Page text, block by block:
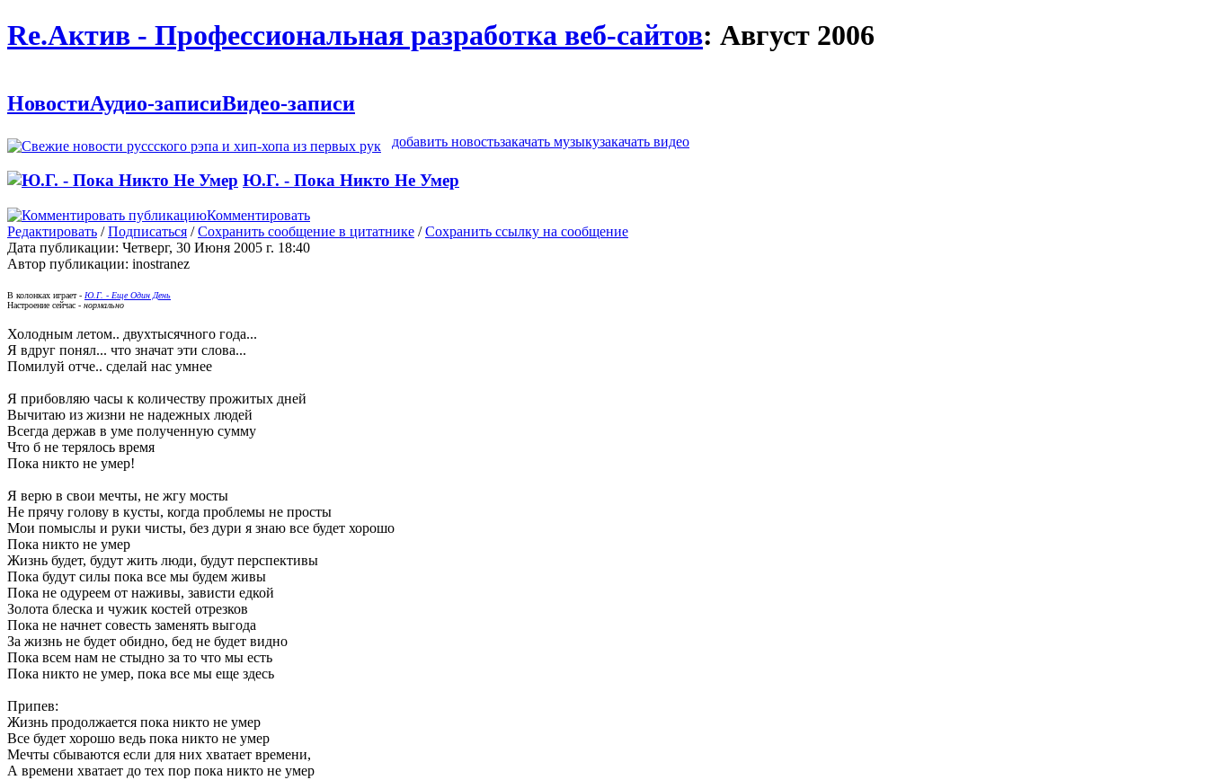
Re.Актив - Профессиональная разработка веб-сайтов: Август 2006
НовостиАудио-записиВидео-записи
добавить новостьзакачать музыкузакачать видео
Ю.Г. - Пока Никто Не Умер
Комментировать
Редактировать /Подписаться /Сохранить сообщение в цитатнике /Сохранить ссылку на сообщение
Дата публикации: Четверг, 30 Июня 2005 г. 18:40
Автор публикации: inostranez
В колонках играет - Ю.Г. - Еще Один День
Настроение сейчас - нормально
Холодным летом.. двухтысячного года...
Я вдруг понял... что значат эти слова...
Помилуй отче.. сделай нас умнее
Я прибовляю часы к количеству прожитых дней
Вычитаю из жизни не надежных людей
Всегда держав в уме полученную сумму
Что б не терялось время
Пока никто не умер!
Я верю в свои мечты, не жгу мосты
Не прячу голову в кусты, когда проблемы не просты
Мои помыслы и руки чисты, без дури я знаю все будет хорошо
Пока никто не умер
Жизнь будет, будут жить люди, будут перспективы
Пока будут силы пока все мы будем живы
Пока не одуреем от наживы, зависти едкой
Золота блеска и чужик костей отрезков
Пока не начнет совесть заменять выгода
За жизнь не будет обидно, бед не будет видно
Пока всем нам не стыдно за то что мы есть
Пока никто не умер, пока все мы еще здесь
Припев:
Жизнь продолжается пока никто не умер
Все будет хорошо ведь пока никто не умер
Мечты сбываются если для них хватает времени,
А времени хватает до тех пор пока никто не умер